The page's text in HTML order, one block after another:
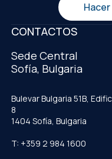
CONTACTOS
Sede Central
Sofía, Bulgaria
Bulevar Bulgaria 51B,
8
1404 Sofía, Bulgaria
T: +359 2 984 1600